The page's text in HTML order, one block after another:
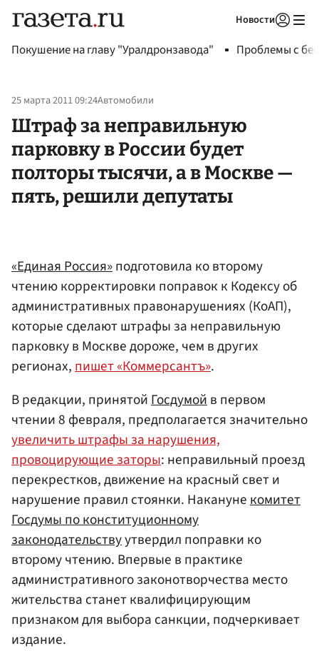
Новости
Покушение на главу "Уралдронзавода" Проблемы с
25 марта 2011 09:24Автомобили
Штраф за неправильную
парковку в России будет
полторы тысячи, а в Москве —
пять, решили депутаты
«Единая Россия»подготовила ко второму
чтению корректировки поправок к Кодексу об
административных правонарушениях (КоАП),
которые сделают штрафы за неправильную
парковку в Москве дороже, чем в других
регионах,пишет «Коммерсантъ».
В редакции, принятойГосдумойв первом
чтении 8 февраля, предполагается значительно
увеличить штрафы за нарушения,
провоцирующие заторы: неправильный проезд
перекрестков, движение на красный свет и
нарушение правил стоянки. Наканунекомитет
Госдумы по конституционному
законодательствуутвердил поправки ко
второму чтению. Впервые в практике
административного законотворчества место
жительства станет квалифицирующим
признаком для выбора санкции, подчеркивает
издание.